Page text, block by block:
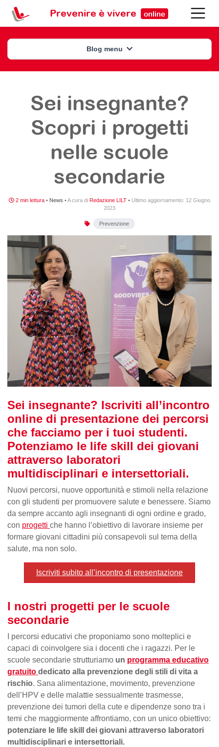
Prevenire è vivere online
Blog menu
Sei insegnante?
Scopri i progetti
nelle scuole
secondarie
2 min lettura • News •A cura di Redazione LILT • Ultimo aggiornamento: 12 Giugno
2023
Prevenzione
Sei insegnante? Iscriviti all’incontro
online di presentazione dei percorsi
che facciamo per i tuoi studenti.
Potenziamo le life skill dei giovani
attraverso laboratori
multidisciplinari e intersettoriali.
Nuovi percorsi, nuove opportunità e stimoli nella relazione
con gli studenti per promuovere salute e benessere. Siamo
da sempre accanto agli insegnanti di ogni ordine e grado,
con progetti che hanno l’obiettivo di lavorare insieme per
formare giovani cittadini più consapevoli sul tema della
salute, ma non solo.
Iscriviti subito all’incontro di presentazione
I nostri progetti per le scuole
secondarie
I percorsi educativi che proponiamo sono molteplici e
capaci di coinvolgere sia i docenti che i ragazzi. Per le
scuole secondarie strutturiamo un programma educativo
gratuito dedicato alla prevenzione degli stili di vita a
rischio. Sana alimentazione, movimento, prevenzione
dell’HPV e delle malattie sessualmente trasmesse,
prevenzione dei tumori della cute e dipendenze sono tra i
temi che maggiormente affrontiamo, con un unico obiettivo:
potenziare le life skill dei giovani attraverso laboratori
multidisciplinari e intersettoriali.